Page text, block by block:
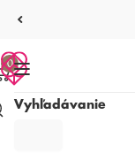
Vyhľadávanie
0